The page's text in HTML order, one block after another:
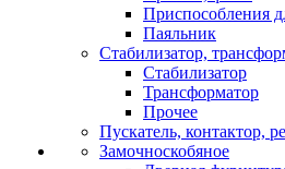
Приспособления
Паяльник
Стабилизатор,
Стабилизатор
Трансформатор
Прочее
Пускатель, контактор,
Замочноскобяное